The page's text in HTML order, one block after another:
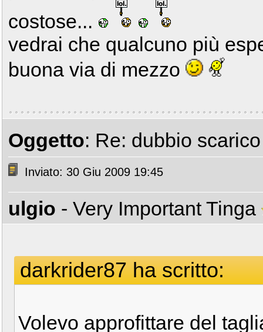
costose...
vedrai che qualcuno più
buona via di mezzo
Oggetto: Re: dubbio
Inviato: 30 Giu 2009 19:45
ulgio - Very Important Tinga
darkrider87 ha scritto:
Volevo approfittare del